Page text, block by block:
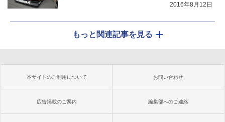
2016年8月12日
もっと関連記事を見る
本サイトのご利用について お問い合わせ
広告掲載のご案内 編集部へのご連絡